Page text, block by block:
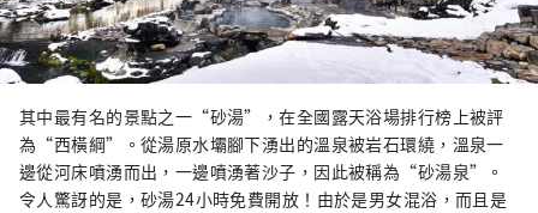
其中最有名的景點之一“砂湯”，在全國露天浴場排行榜上被評
為“西橫綱”。從湯原水壩腳下湧出的溫泉被岩石環繞，溫泉一
邊從河床噴湧而出，一邊噴湧著沙子，因此被稱為“砂湯泉”。
令人驚訝的是，砂湯24小時免費開放！由於是男女混浴，而且是